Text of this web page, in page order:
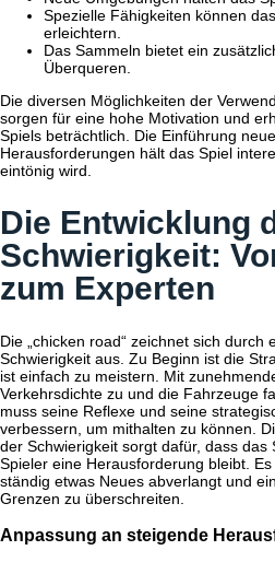
Spezielle Fähigkeiten können
erleichtern.
Das Sammeln bietet ein
Überqueren.
Die diversen Möglichkeiten der
sorgen für eine hohe Motivation und
Spiels beträchtlich. Die Einführung
Herausforderungen hält das Spiel
eintönig wird.
Die Entwicklung
Schwierigkeit:
zum Experten
Die „chicken road“ zeichnet sich durch
Schwierigkeit aus. Zu Beginn ist die
ist einfach zu meistern. Mit
Verkehrsdichte zu und die Fahrzeuge
muss seine Reflexe und seine
verbessern, um mithalten zu können.
der Schwierigkeit sorgt dafür, dass das
Spieler eine Herausforderung bleibt.
ständig etwas Neues abverlangt und
Grenzen zu überschreiten.
Anpassung an steigende